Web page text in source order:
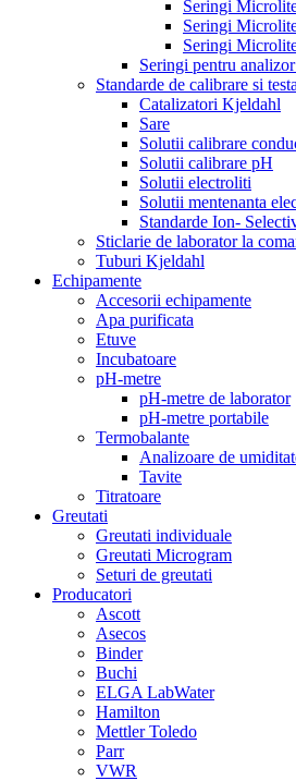
Seringi
Seringi
Seringi
Seringi pentru
Standarde de calibrare si
Catalizatori Kjeldahl
Sare
Solutii calibrare
Solutii calibrare pH
Solutii electroliti
Solutii mentenanta
Standarde Ion-
Sticlarie de laborator la
Tuburi Kjeldahl
Echipamente
Accesorii echipamente
Apa purificata
Etuve
Incubatoare
pH-metre
pH-metre de laborator
pH-metre portabile
Termobalante
Analizoare de
Tavite
Titratoare
Greutati
Greutati individuale
Greutati Microgram
Seturi de greutati
Producatori
Ascott
Asecos
Binder
Buchi
ELGA LabWater
Hamilton
Mettler Toledo
Parr
VWR